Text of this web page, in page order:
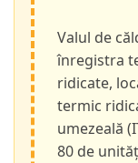
Valul de
înregistra
ridicate,
termic
umezeală
80 de